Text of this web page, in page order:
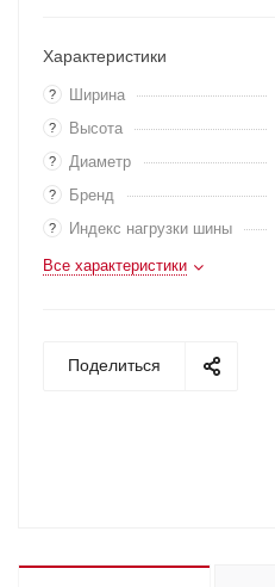
Характеристики
? Ширина
? Высота
? Диаметр
? Бренд
? Индекс нагрузки шины
Все характеристики
Поделиться